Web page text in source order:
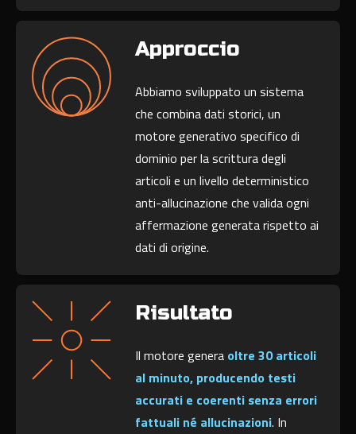
Approccio
Abbiamo sviluppato un sistema
che combina dati storici, un
motore generativo specifico di
dominio per la scrittura degli
articoli e un livello deterministico
anti-allucinazione che valida ogni
affermazione generata rispetto ai
dati di origine.
Risultato
Il motore genera oltre 30 articoli
al minuto, producendo testi
accurati e coerenti senza errori
fattuali né allucinazioni. In